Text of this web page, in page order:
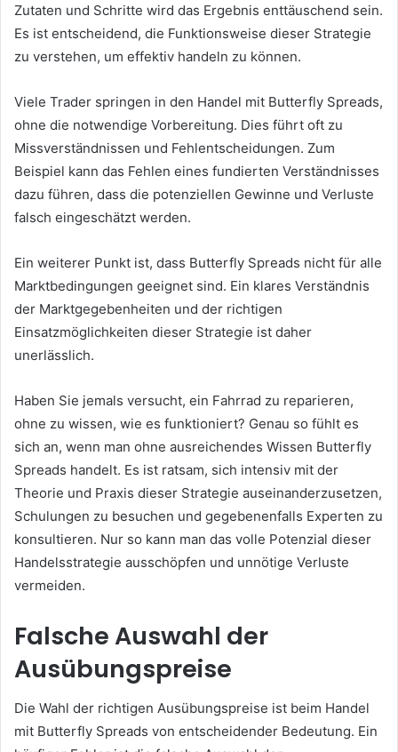
Zutaten und Schritte wird das Ergebnis enttäuschend sein.
Es ist entscheidend, die Funktionsweise dieser Strategie
zu verstehen, um effektiv handeln zu können.
Viele Trader springen in den Handel mit Butterfly Spreads,
ohne die notwendige Vorbereitung. Dies führt oft zu
Missverständnissen und Fehlentscheidungen. Zum
Beispiel kann das Fehlen eines fundierten Verständnisses
dazu führen, dass die potenziellen Gewinne und Verluste
falsch eingeschätzt werden.
Ein weiterer Punkt ist, dass Butterfly Spreads nicht für alle
Marktbedingungen geeignet sind. Ein klares Verständnis
der Marktgegebenheiten und der richtigen
Einsatzmöglichkeiten dieser Strategie ist daher
unerlässlich.
Haben Sie jemals versucht, ein Fahrrad zu reparieren,
ohne zu wissen, wie es funktioniert? Genau so fühlt es
sich an, wenn man ohne ausreichendes Wissen Butterfly
Spreads handelt. Es ist ratsam, sich intensiv mit der
Theorie und Praxis dieser Strategie auseinanderzusetzen,
Schulungen zu besuchen und gegebenenfalls Experten zu
konsultieren. Nur so kann man das volle Potenzial dieser
Handelsstrategie ausschöpfen und unnötige Verluste
vermeiden.
Falsche Auswahl der
Ausübungspreise
Die Wahl der richtigen Ausübungspreise ist beim Handel
mit Butterfly Spreads von entscheidender Bedeutung. Ein